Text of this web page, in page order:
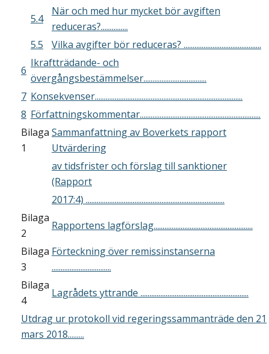
5.4
När och med hur mycket bör avgiften
reduceras?...............
5.5
Vilka avgifter bör reduceras? ...........................................
6
Ikraftträdande- och
övergångsbestämmelser...................................
7 Konsekvenser..................................................................................
8 Författningskommentar...................................................................
Bilaga
1
Sammanfattning av Boverkets rapport
Utvärdering
av tidsfrister och förslag till sanktioner
(Rapport
2017:4) .............................................................................
Bilaga
2
Rapportens lagförslag.......................................................
Bilaga
3
Förteckning över remissinstanserna
.................................
Bilaga
4
Lagrådets yttrande ............................................................
Utdrag ur protokoll vid regeringssammanträde den 21
mars 2018.........